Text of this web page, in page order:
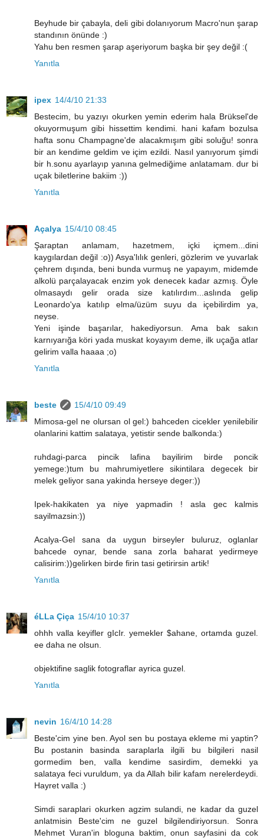
Beyhude bir çabayla, deli gibi dolanıyorum Macro'nun şarap
standının önünde :)
Yahu ben resmen şarap aşeriyorum başka bir şey değil :(
Yanıtla
ipex 14/4/10 21:33
Bestecim, bu yazıyı okurken yemin ederim hala Brüksel'de
okuyormuşum gibi hissettim kendimi. hani kafam bozulsa
hafta sonu Champagne'de alacakmışım gibi soluğu! sonra
bir an kendime geldim ve içim ezildi. Nasıl yanıyorum şimdi
bir h.sonu ayarlayıp yanına gelmediğime anlatamam. dur bi
uçak biletlerine bakiim :))
Yanıtla
Açalya 15/4/10 08:45
Şaraptan anlamam, hazetmem, içki içmem...dini
kaygılardan değil :o)) Asya'lılık genleri, gözlerim ve yuvarlak
çehrem dışında, beni bunda vurmuş ne yapayım, midemde
alkolü parçalayacak enzim yok denecek kadar azmış. Öyle
olmasaydı gelir orada size katılırdım...aslında gelip
Leonardo'ya katılıp elma/üzüm suyu da içebilirdim ya,
neyse.
Yeni işinde başarılar, hakediyorsun. Ama bak sakın
karnıyarığa köri yada muskat koyayım deme, ilk uçağa atlar
gelirim valla haaaa ;o)
Yanıtla
beste
15/4/10 09:49
Mimosa-gel ne olursan ol gel:) bahceden cicekler yenilebilir
olanlarini kattim salataya, yetistir sende balkonda:)
ruhdagi-parca pincik lafina bayilirim birde poncik
yemege:)tum bu mahrumiyetlere sikintilara degecek bir
melek geliyor sana yakinda herseye deger:))
Ipek-hakikaten ya niye yapmadin ! asla gec kalmis
sayilmazsin:))
Acalya-Gel sana da uygun birseyler buluruz, oglanlar
bahcede oynar, bende sana zorla baharat yedirmeye
calisirim:))gelirken birde firin tasi getirirsin artik!
Yanıtla
éLLa Çiça 15/4/10 10:37
ohhh valla keyifler gIcIr. yemekler $ahane, ortamda guzel.
ee daha ne olsun.
objektifine saglik fotograflar ayrica guzel.
Yanıtla
nevin 16/4/10 14:28
Beste'cim yine ben. Ayol sen bu postaya ekleme mi yaptin?
Bu postanin basinda saraplarla ilgili bu bilgileri nasil
gormedim ben, valla kendime sasirdim, demekki ya
salataya feci vuruldum, ya da Allah bilir kafam nerelerdeydi.
Hayret valla :)
Simdi saraplari okurken agzim sulandi, ne kadar da guzel
anlatmisin Beste'cim ne guzel bilgilendiriyorsun. Sonra
Mehmet Vuran'in bloguna baktim, onun sayfasini da cok